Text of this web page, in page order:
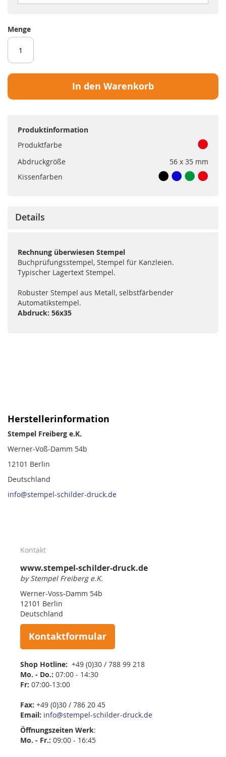
Menge
In den Warenkorb
Produktinformation
Produktfarbe
Abdruckgröße
56 x 35 mm
Kissenfarben
Details
Rechnung überwiesen Stempel
Buchprüfungsstempel, Stempel für Kanzleien.
Typischer Lagertext Stempel.
Robuster Stempel aus Metall, selbstfärbender
Automatikstempel.
Abdruck: 56x35
Herstellerinformation
Stempel Freiberg e.K.
Werner-Voß-Damm 54b
12101 Berlin
Deutschland
info@stempel-schilder-druck.de
Kontakt
www.stempel-schilder-druck.de
by Stempel Freiberg e.K.
Werner-Voss-Damm 54b
12101 Berlin
Deutschland
Kontaktformular
Shop Hotline: +49 (0)30 / 788 99 218
Mo. - Do.: 07:00 - 14:30
Fr: 07:00-13:00
Fax: +49 (0)30 / 786 20 45
Email: info@stempel-schilder-druck.de
Öffnungszeiten Werk:
Mo. - Fr.: 09:00 - 16:45